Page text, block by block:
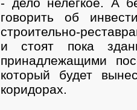
говорить об
строительно-
и стоят пока
принадлежащими
который будет
коридорах.